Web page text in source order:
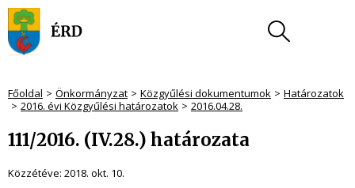
Főoldal Önkormányzat Közgyűlési dokumentumok
Határozatok
2016. évi Közgyűlési határozatok
2016.04.28.
111/2016. (IV.28.) határozata
Közzétéve: 2018. okt. 10.